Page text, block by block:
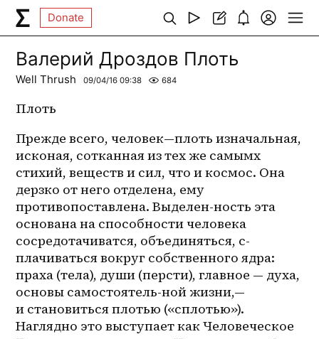
Donate
Валерий Дроздов Плоть
Well Thrush 09/04/16 09:38 684
Плоть
Прежде всего, человек—плоть изначальная,
исконая, сотканная из тех же самымх
стихий, веществ и сил, что и космос. Она
дерзко от него отделена, ему
противопоставлена. Выделен-ность эта
основана на способности человека
сосредотачиватся, объединяться, с-
плачиваться вокруг собственного ядра:
праха (тела), души (персти), главное — духа,
основы самостоятель-ной жизни,—
и становиться плотью («сплотью»).
Наглядно это выступает как Человеческое